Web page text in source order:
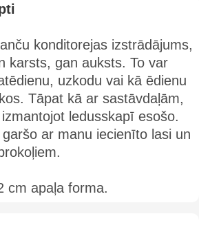
konditorejas izstrādājums,
karsts, gan auksts. To var
uzkodu vai kā ēdienu
Tāpat kā ar sastāvdaļām,
ledusskapī esošo.
ar manu iecienīto lasi un
cm apaļa forma.